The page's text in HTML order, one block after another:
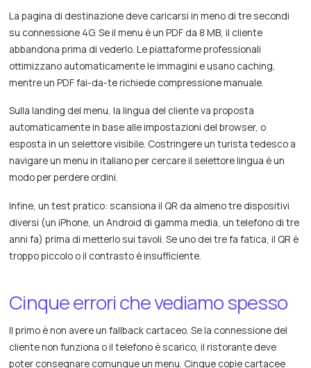
La pagina di destinazione deve caricarsi in meno di tre secondi
su connessione 4G. Se il menu è un PDF da 8 MB, il cliente
abbandona prima di vederlo. Le piattaforme professionali
ottimizzano automaticamente le immagini e usano caching,
mentre un PDF fai-da-te richiede compressione manuale.
Sulla landing del menu, la lingua del cliente va proposta
automaticamente in base alle impostazioni del browser, o
esposta in un selettore visibile. Costringere un turista tedesco a
navigare un menu in italiano per cercare il selettore lingua è un
modo per perdere ordini.
Infine, un test pratico: scansiona il QR da almeno tre dispositivi
diversi (un iPhone, un Android di gamma media, un telefono di tre
anni fa) prima di metterlo sui tavoli. Se uno dei tre fa fatica, il QR è
troppo piccolo o il contrasto è insufficiente.
Cinque errori che vediamo spesso
Il primo è non avere un fallback cartaceo. Se la connessione del
cliente non funziona o il telefono è scarico, il ristorante deve
poter consegnare comunque un menu. Cinque copie cartacee